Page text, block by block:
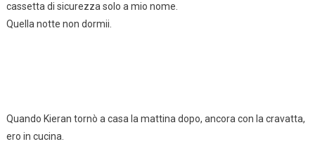
cassetta di sicurezza solo a mio nome.
Quella notte non dormii.
Quando Kieran tornò a casa la mattina dopo, ancora con la cravatta,
ero in cucina.